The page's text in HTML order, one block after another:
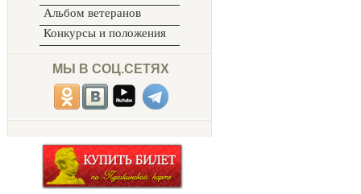
Альбом ветеранов
Конкурсы и положения
МЫ В СОЦ.СЕТЯХ